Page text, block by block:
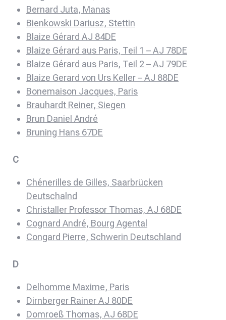
Bernard Juta, Manas
Bienkowski Dariusz, Stettin
Blaize Gérard AJ 84DE
Blaize Gérard aus Paris, Teil 1 – AJ 78DE
Blaize Gérard aus Paris, Teil 2 – AJ 79DE
Blaize Gerard von Urs Keller – AJ 88DE
Bonemaison Jacques, Paris
Brauhardt Reiner, Siegen
Brun Daniel André
Bruning Hans 67DE
C
Chénerilles de Gilles, Saarbrücken
Deutschalnd
Christaller Professor Thomas, AJ 68DE
Cognard André, Bourg Agental
Congard Pierre, Schwerin Deutschland
D
Delhomme Maxime, Paris
Dirnberger Rainer AJ 80DE
Domroeß Thomas, AJ 68DE